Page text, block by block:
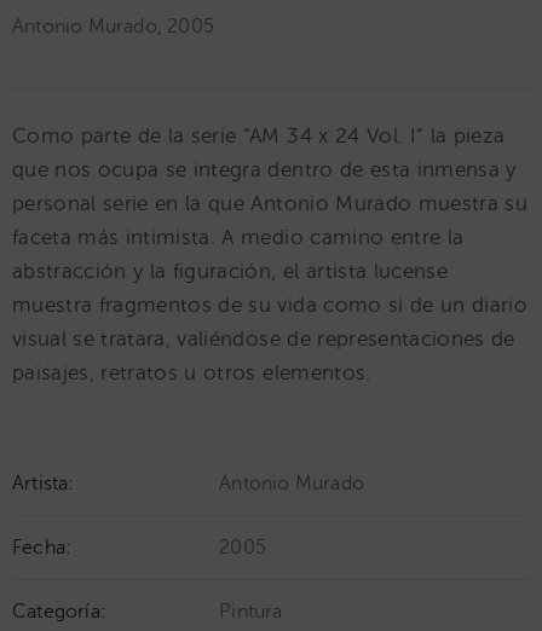
Antonio Murado, 2005
Como parte de la serie “AM 34 x 24 Vol. I” la pieza
que nos ocupa se integra dentro de esta inmensa y
personal serie en la que Antonio Murado muestra su
faceta más intimista. A medio camino entre la
abstracción y la figuración, el artista lucense
muestra fragmentos de su vida como si de un diario
visual se tratara, valiéndose de representaciones de
paisajes, retratos u otros elementos.
Artista: Antonio Murado
Fecha: 2005
Categoría: Pintura